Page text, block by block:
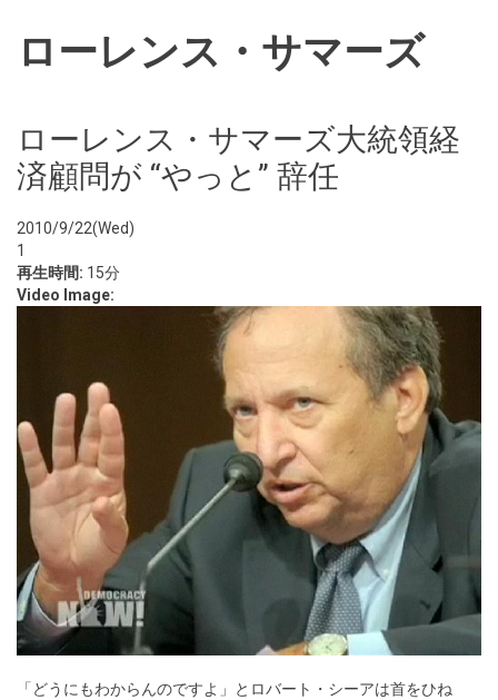
ローレンス・サマーズ
ローレンス・サマーズ大統領経
済顧問が “やっと” 辞任
2010/9/22(Wed)
1
再生時間: 15分
Video Image:
「どうにもわからんのですよ」とロバート・シーアは首をひね